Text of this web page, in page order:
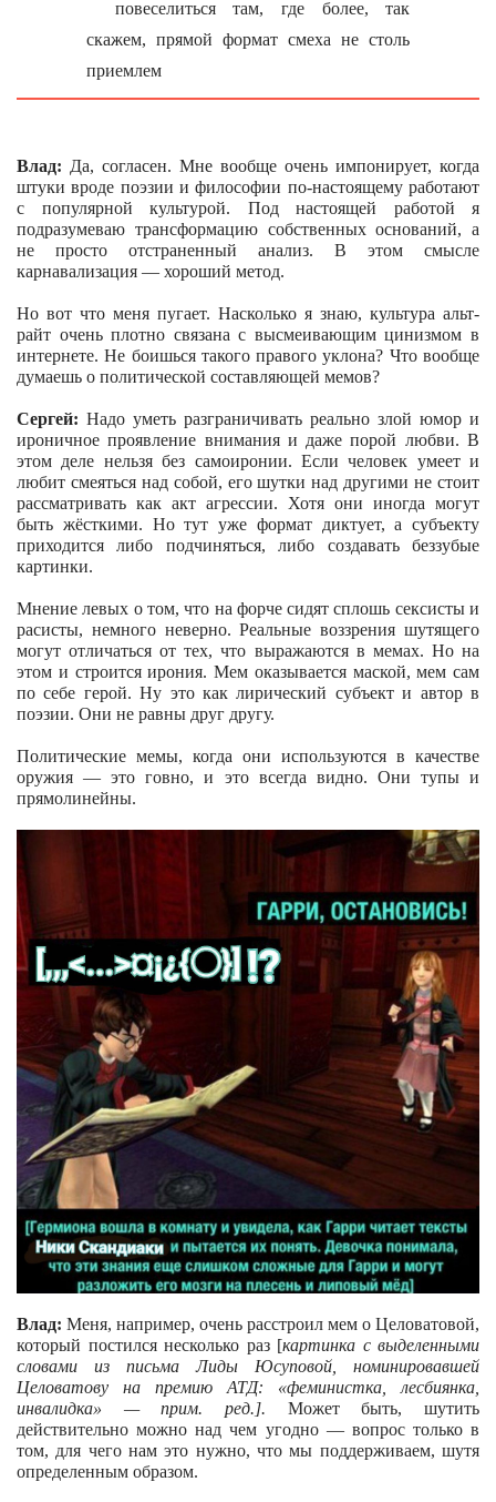
повеселиться там, где более, так
скажем, прямой формат смеха не столь
приемлем
Влад: Да, согласен. Мне вообще очень импонирует, когда
штуки вроде поэзии и философии по-настоящему работают
с популярной культурой. Под настоящей работой я
подразумеваю трансформацию собственных оснований, а
не просто отстраненный анализ. В этом смысле
карнавализация — хороший метод.
Но вот что меня пугает. Насколько я знаю, культура альт-
райт очень плотно связана с высмеивающим цинизмом в
интернете. Не боишься такого правого уклона? Что вообще
думаешь о политической составляющей мемов?
Сергей: Надо уметь разграничивать реально злой юмор и
ироничное проявление внимания и даже порой любви. В
этом деле нельзя без самоиронии. Если человек умеет и
любит смеяться над собой, его шутки над другими не стоит
рассматривать как акт агрессии. Хотя они иногда могут
быть жёсткими. Но тут уже формат диктует, а субъекту
приходится либо подчиняться, либо создавать беззубые
картинки.
Мнение левых о том, что на форче сидят сплошь сексисты и
расисты, немного неверно. Реальные воззрения шутящего
могут отличаться от тех, что выражаются в мемах. Но на
этом и строится ирония. Мем оказывается маской, мем сам
по себе герой. Ну это как лирический субъект и автор в
поэзии. Они не равны друг другу.
Политические мемы, когда они используются в качестве
оружия — это говно, и это всегда видно. Они тупы и
прямолинейны.
Влад: Меня, например, очень расстроил мем о Целоватовой,
который постился несколько раз [картинка с выделенными
словами из письма Лиды Юсуповой, номинировавшей
Целоватову на премию АТД: «феминистка, лесбиянка,
инвалидка» — прим. ред.]. Может быть, шутить
действительно можно над чем угодно — вопрос только в
том, для чего нам это нужно, что мы поддерживаем, шутя
определенным образом.